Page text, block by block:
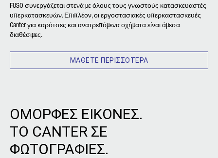
FUSO συνεργάζεται στενά με όλους τους γνωστούς κατασκευαστές
υπερκατασκευών. Επιπλέον, οι εργοστασιακές υπερκαστασκευές
Canter για καρότσες και ανατρεπόμενα οχήματα είναι άμεσα
διαθέσιμες.
ΜΑΘΕΤΕ ΠΕΡΙΣΣΟΤΕΡΑ
ΟΜΟΡΦΕΣ ΕΙΚΟΝΕΣ.
ΤΟ CANTER ΣΕ
ΦΩΤΟΓΡΑΦΙΕΣ.